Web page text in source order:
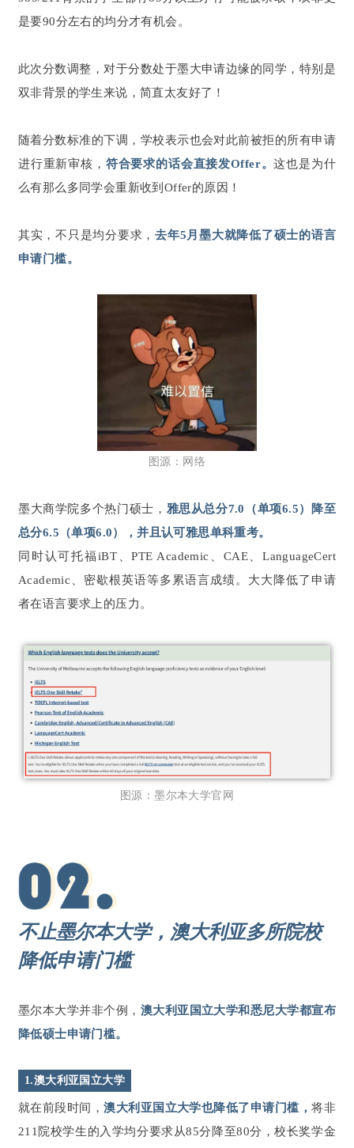
是要90分左右的均分才有机会。
此次分数调整，对于分数处于墨大申请边缘的同学，特别是
双非背景的学生来说，简直太友好了！
随着分数标准的下调，学校表示也会对此前被拒的所有申请
进行重新审核， 符合要求的话会直接发Offer。这也是为什
么有那么多同学会重新收到Offer的原因！
其实，不只是均分要求，去年5月墨大就降低了硕士的语言
申请门槛。
图源：网络
墨大商学院多个热门硕士， 雅思从总分7.0（单项6.5）降至
总分6.5（单项6.0），并且认可雅思单科重考。
同时认可托福iBT、PTE Academic、CAE、LanguageCert
Academic、密歇根英语等多累语言成绩。大大降低了申请
者在语言要求上的压力。
图源：墨尔本大学官网
不止墨尔本大学，澳大利亚多所院校
降低申请门槛
墨尔本大学并非个例， 澳大利亚国立大学和悉尼大学都宣布
降低硕士申请门槛。
1.澳大利亚国立大学
就在前段时间，澳大利亚国立大学也降低了申请门槛，将非
211院校学生的入学均分要求从85分降至80分，校长奖学金